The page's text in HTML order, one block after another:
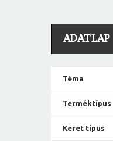
ADATLAP
Téma
Terméktípus
Keret típus